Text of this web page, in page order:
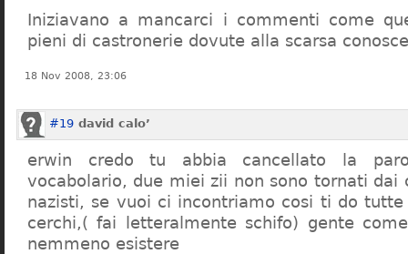
Iniziavano a mancarci i commenti come
pieni di castronerie dovute alla scarsa
18 Nov 2008, 23:06
#19 david calo’
erwin credo tu abbia cancellato la
vocabolario, due miei zii non sono tornati dai
nazisti, se vuoi ci incontriamo cosi ti do tutte
cerchi,( fai letteralmente schifo) gente
nemmeno esistere